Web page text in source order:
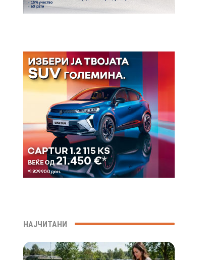
НАЈЧИТАНИ